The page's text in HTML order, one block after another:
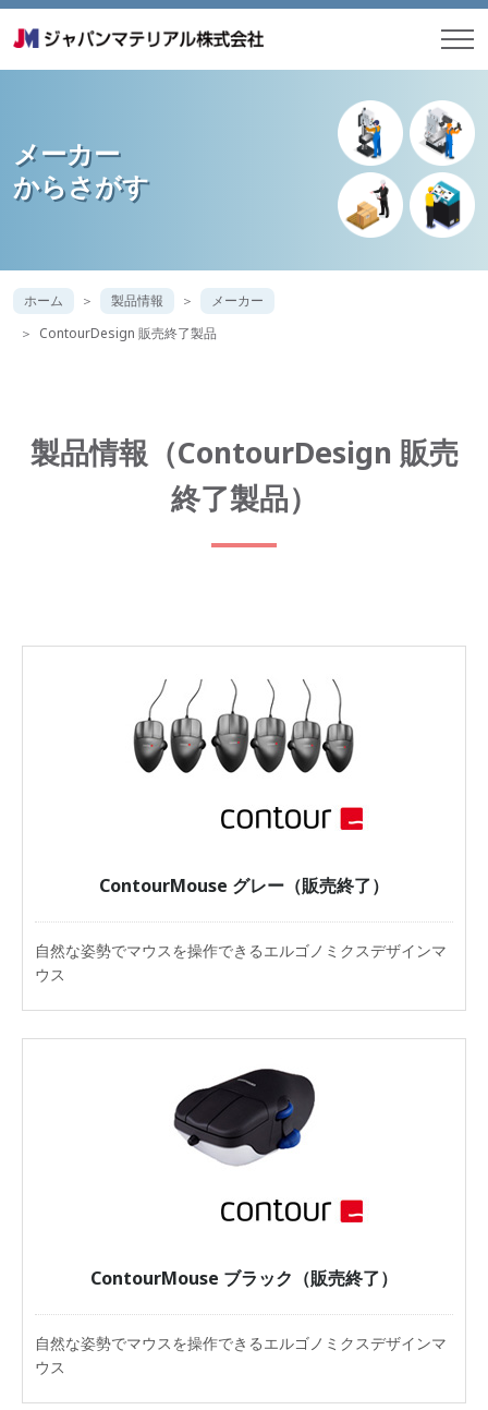
メーカー
からさがす
ホーム 製品情報
メーカー
ContourDesign 販売終了製品
製品情報（ContourDesign 販売
終了製品）
ContourMouse グレー（販売終了）
自然な姿勢でマウスを操作できるエルゴノミクスデザインマ
ウス
ContourMouse ブラック（販売終了）
自然な姿勢でマウスを操作できるエルゴノミクスデザインマ
ウス